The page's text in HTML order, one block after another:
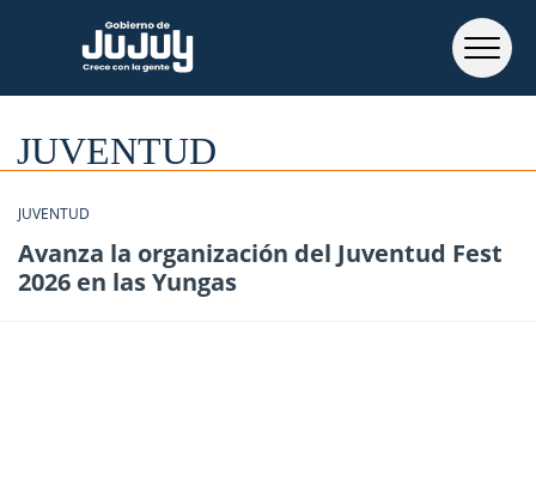
JUVENTUD
JUVENTUD
Avanza la organización del Juventud Fest
2026 en las Yungas